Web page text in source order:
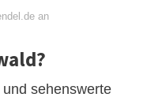
an
sehenswerte